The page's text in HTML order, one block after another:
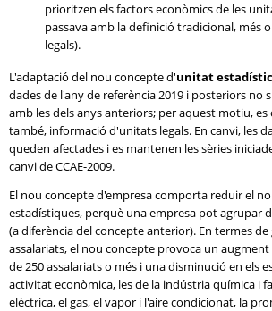
prioritzen els factors econòmics de les
passava amb la definició tradicional, més
legals).
L'adaptació del nou concepte d'unitat
dades de l'any de referència 2019 i posteriors no
amb les dels anys anteriors; per aquest motiu,
també, informació d'unitats legals. En canvi, les
queden afectades i es mantenen les sèries
canvi de CCAE-2009.
El nou concepte d'empresa comporta reduir el
estadístiques, perquè una empresa pot agrupar
(a diferència del concepte anterior). En termes de
assalariats, el nou concepte provoca un
de 250 assalariats o més i una disminució en els
activitat econòmica, les de la indústria química i
elèctrica, el gas, el vapor i l'aire condicionat, la